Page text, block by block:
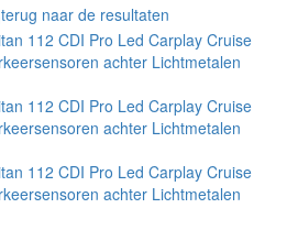
terug naar de resultaten